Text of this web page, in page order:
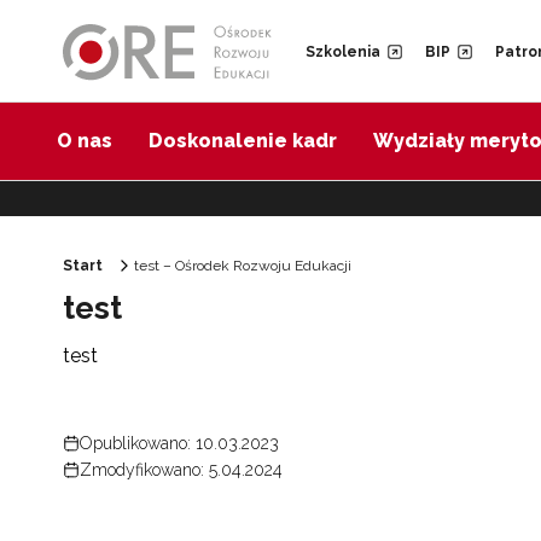
Szkolenia BIP
O nas Doskonalenie kadr Wydziały
Start test – Ośrodek Rozwoju Edukacji
test
test
Opublikowano: 10.03.2023
Zmodyfikowano: 5.04.2024